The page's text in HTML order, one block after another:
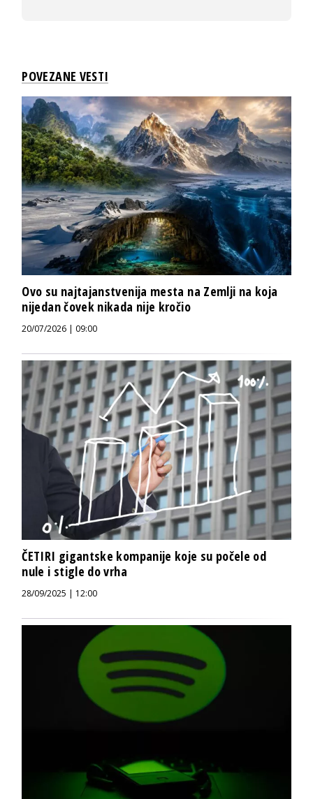
POVEZANE VESTI
Ovo su najtajanstvenija mesta na Zemlji na koja
nijedan čovek nikada nije kročio
20/07/2026 | 09:00
ČETIRI gigantske kompanije koje su počele od
nule i stigle do vrha
28/09/2025 | 12:00